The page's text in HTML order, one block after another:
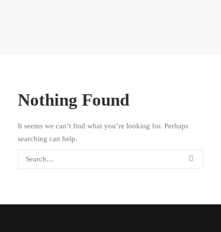
Nothing Found
It seems we can’t find what you’re looking for. Perhaps
searching can help.